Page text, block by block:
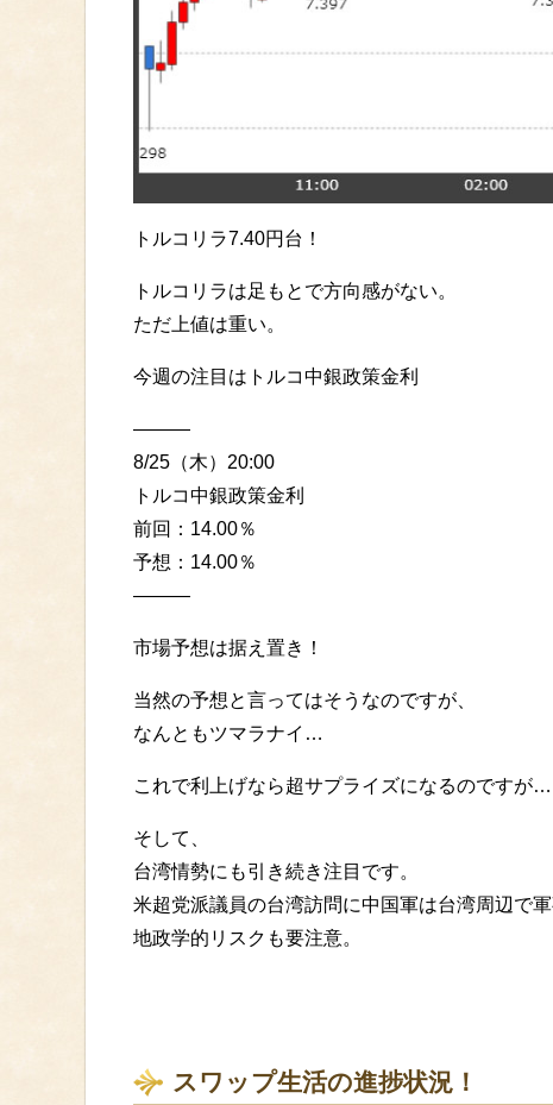
トルコリラ7.40円台！
トルコリラは足もとで方向感がない。
ただ上値は重い。
今週の注目はトルコ中銀政策金利
———
8/25（木）20:00
トルコ中銀政策金利
前回：14.00％
予想：14.00％
———
市場予想は据え置き！
当然の予想と言ってはそうなのですが、
なんともツマラナイ…
これで利上げなら超サプライズになるのですが…
そして、
台湾情勢にも引き続き注目です。
米超党派議員の台湾訪問に中国軍は台湾周辺で
地政学的リスクも要注意。
スワップ生活の進捗状況！